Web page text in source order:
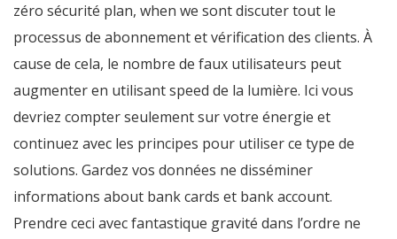
zéro sécurité plan, when we sont discuter tout le
processus de abonnement et vérification des clients. À
cause de cela, le nombre de faux utilisateurs peut
augmenter en utilisant speed de la lumière. Ici vous
devriez compter seulement sur votre énergie et
continuez avec les principes pour utiliser ce type de
solutions. Gardez vos données ne disséminer
informations about bank cards et bank account.
Prendre ceci avec fantastique gravité dans l’ordre ne